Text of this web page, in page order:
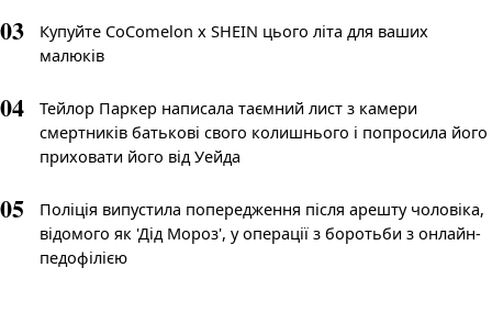
03
Купуйте CoComelon x SHEIN цього літа для ваших
малюків
04
Тейлор Паркер написала таємний лист з камери
смертників батькові свого колишнього і попросила його
приховати його від Уейда
05
Поліція випустила попередження після арешту чоловіка,
відомого як 'Дід Мороз', у операції з боротьби з онлайн-
педофілією